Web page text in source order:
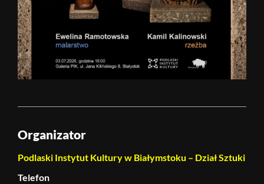
Organizator
Podlaski Instytut Kultury w Białymstoku – Dział Sztuki
Telefon